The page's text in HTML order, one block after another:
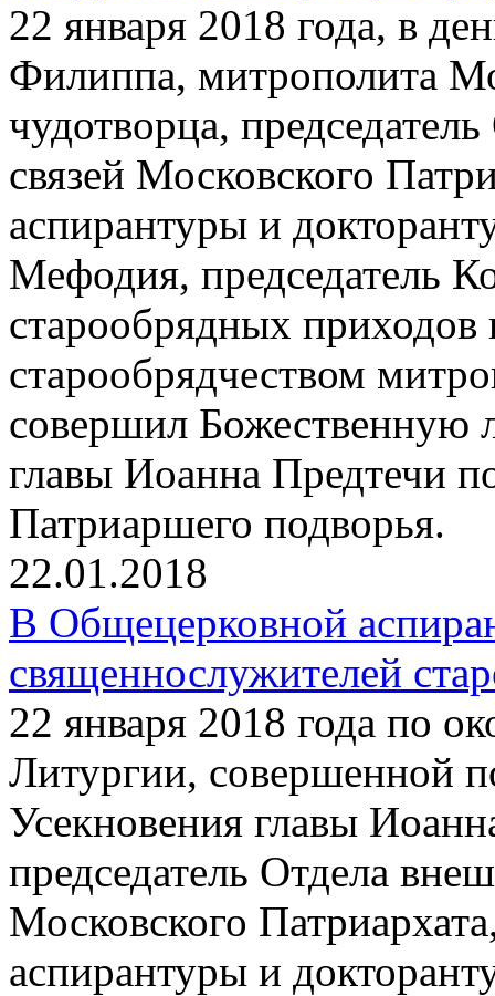
22 января 2018 года, в
Филиппа, митрополита
чудотворца,
связей Московского
аспирантуры и
Мефодия, председатель
старообрядных
старообрядчеством
совершил Божественную
главы Иоанна Предтечи
Патриаршего подворья.
22.01.2018
В Общецерковной
священнослужителей
22 января 2018 года по
Литургии, совершенной
Усекновения главы
председатель Отдела
Московского
аспирантуры и